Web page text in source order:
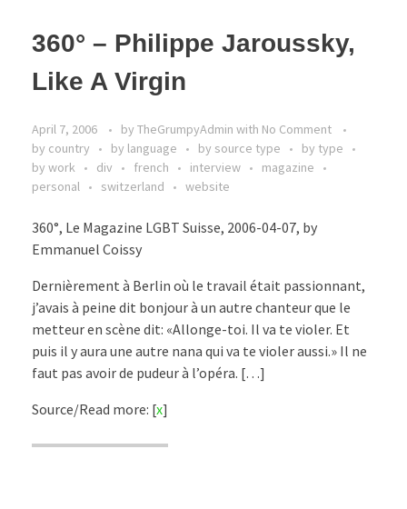
360° – Philippe Jaroussky,
Like A Virgin
April 7, 2006 by TheGrumpyAdmin with No Comment
by country
by language by source type
by type
by work
div french interview
magazine
personal
switzerland website
360°, Le Magazine LGBT Suisse, 2006-04-07, by
Emmanuel Coissy
Dernièrement à Berlin où le travail était passionnant,
j’avais à peine dit bonjour à un autre chanteur que le
metteur en scène dit: «Allonge-toi. Il va te violer. Et
puis il y aura une autre nana qui va te violer aussi.» Il ne
faut pas avoir de pudeur à l’opéra. […]
Source/Read more: [x]